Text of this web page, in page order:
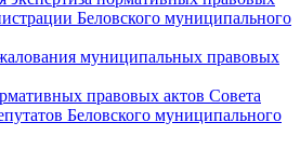
Беловского муниципального
муниципальных правовых
правовых актов Совета
Беловского муниципального